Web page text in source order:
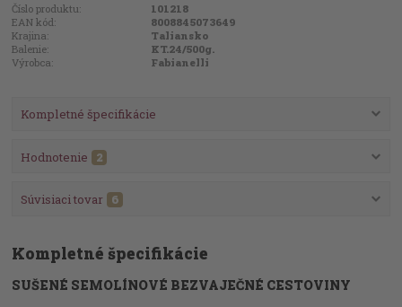
Číslo produktu:
101218
EAN kód:
8008845073649
Krajina:
Taliansko
Balenie:
KT.24/500g.
Výrobca:
Fabianelli
Kompletné špecifikácie
Hodnotenie 2
Súvisiaci tovar 6
Kompletné špecifikácie
SUŠENÉ SEMOLÍNOVÉ BEZVAJEČNÉ CESTOVINY